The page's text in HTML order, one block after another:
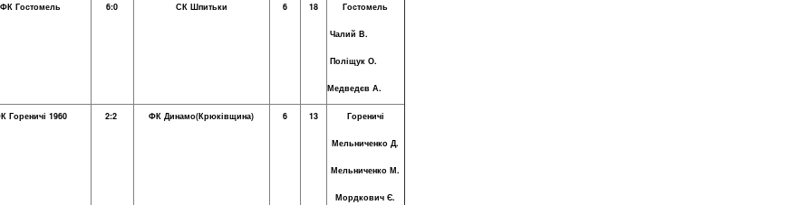
ФК Гостомель 6:0 СК Шпитьки 6 18 Гостомель
Чалий В.
Поліщук О.
Медведєв А.
Гореничі 1960 2:2 ФК Динамо(Крюківщина) 6 13 Гореничі
Мельниченко Д.
Мельниченко М.
Мордкович Є.